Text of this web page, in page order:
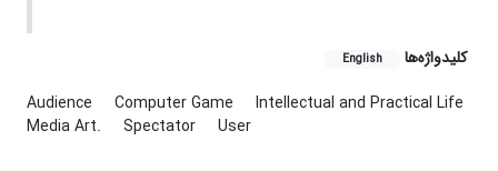
کلیدواژه‌ها English
Audience Computer Game
Intellectual and Practical Life
Media Art.
Spectator User